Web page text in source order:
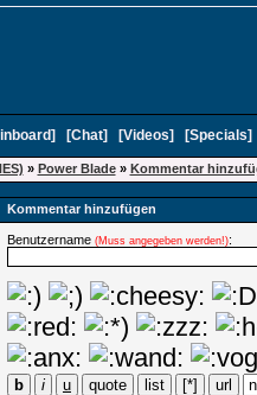
] [Chat] [Videos] [Specials
» Power Blade» Kommentar
Kommentar hinzufügen
Benutzername (Muss angegeben werden!):
b i u quote list [*] url